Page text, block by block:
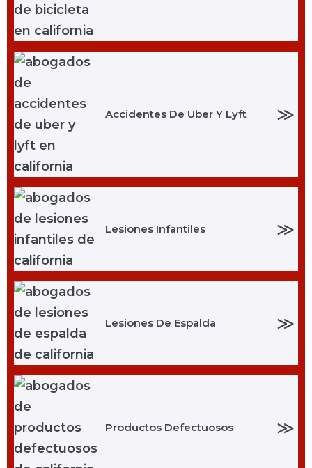
Accidentes De Uber Y Lyft ≫
Lesiones Infantiles ≫
Lesiones De Espalda ≫
Productos Defectuosos ≫